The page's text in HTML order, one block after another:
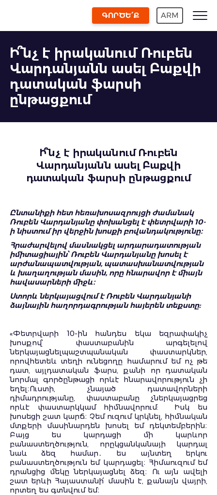
ԳՈՐԾԵ՛Ք ARM
Ի՞նչ է իրականում Ռուբեն
Վարդանյանն ասել Բաքվի
դատական ֆարսի
ընթացքում
Ի՞նչ է իրականում Ռուբեն
Վարդանյանն ասել Բաքվի
դատական ֆարսի ընթացքում
Ընտանիքի հետ հեռախոսազրույցի ժամանակ
Ռուբեն Վարդանյանը փոխանցել է փետրվարի 10-
ի նիստում իր վերջին խոսքի բովանդակությունը։
Հրաժարվելով մասնակցել արդարադատության
իմիտացիային՝ Ռուբեն Վարդանյանը խոսել է
արժանապատվության, պատասխանատվության
և խաղաղության մասին, որը հնարավոր է միայն
հավասարների միջև։
Ստորև ներկայացվում է Ռուբեն Վարդանյանի
ձայնային հաղորդագրության հայերեն տեքստը:
«Փետրվարի 10-ին հանդես եկա եզրափակիչ
խոսքով՝ փաստաբանին արգելելով
ներկայացնելպաշտպանական փաստարկներ,
որովհետեև տեղի ունեցողը համարում եմ ոչ թե
դատ, այլդատական ֆարս, քանի որ դատական
նորմալ գործընթացի որևէ հնարավորություն չի
եղել։Ուստի, չնայած դատավորների
դիմադրությանը, փաստաբանը չներկայացրեց
որևէ փաստարկկամ հիմնավորում: Իսկ ես
խոսեցի շատ կարճ։ Չեմ ուզում կրկնել, հիմնական
մտքերի մասինարդեն խոսել եմ դեկտեմբերին։
Բայց ես կարդացի մի կարևոր
բանաստեղծություն, որըկցանկանայի կարդալ
նաև ձեզ համար․ ես այնտեղ երկու
բանաստեղծություն եմ կարդացել։ Հիմաուզում եմ
դրանցից մեկը ներկայացնել ձեզ։ Ու այն ավելի
շատ երևի Հայաստանի՛ մասին է, քանայն վայրի,
որտեղ ես գտնվում եմ։